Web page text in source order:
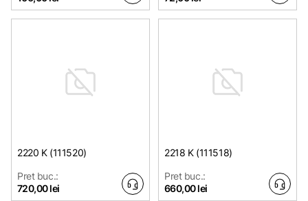
2220 K (111520)
Pret buc.:
720,00 lei
2218 K (111518)
Pret buc.:
660,00 lei